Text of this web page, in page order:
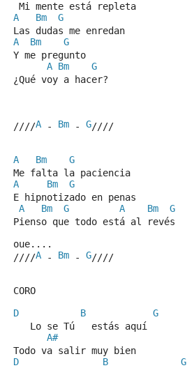
Mi mente está repleta
A
Bm
G
Las dudas me enredan
A
Bm
G
Y me pregunto
A Bm
G
¿Qué voy a hacer?
////A - Bm - G////
A Bm
G
Me falta la paciencia
A
Bm
G
E hipnotizado en penas
A
Bm G A Bm
G
Pienso que todo está al revés
oue....
////A - Bm - G////
CORO
D
B
G
   Lo se Tú   estás aquí
A#
Todo va salir muy bien
D
B
G